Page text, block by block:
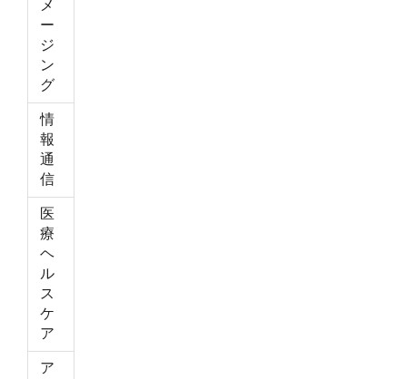
メ
ー
ジ
ン
グ
情
報
通
信
医
療
ヘ
ル
ス
ケ
ア
ア